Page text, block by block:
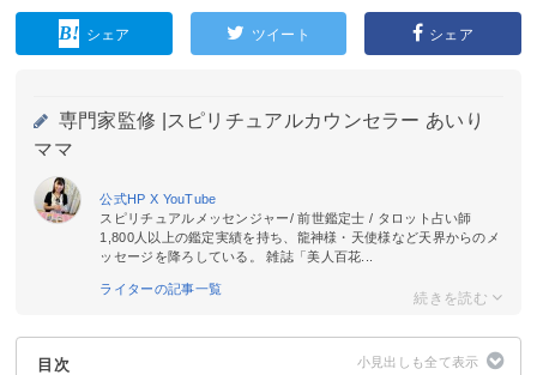
シェア ツイート シェア
専門家監修 |
スピリチュアルカウンセラー あいり
ママ
公式HP X YouTube
スピリチュアルメッセンジャー/ 前世鑑定士 / タロット占い師
1,800人以上の鑑定実績を持ち、龍神様・天使様など天界からのメ
ッセージを降ろしている。 雑誌「美人百花...
ライターの記事一覧
目次